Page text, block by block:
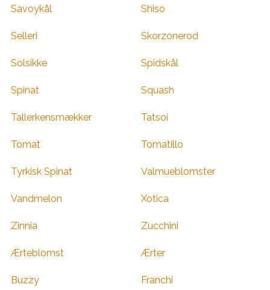
Savoykål Shiso
Selleri Skorzonerod
Solsikke Spidskål
Spinat Squash
Tallerkensmækker Tatsoi
Tomat Tomatillo
Tyrkisk Spinat Valmueblomster
Vandmelon Xotica
Zinnia Zucchini
Ærteblomst Ærter
Buzzy Franchi